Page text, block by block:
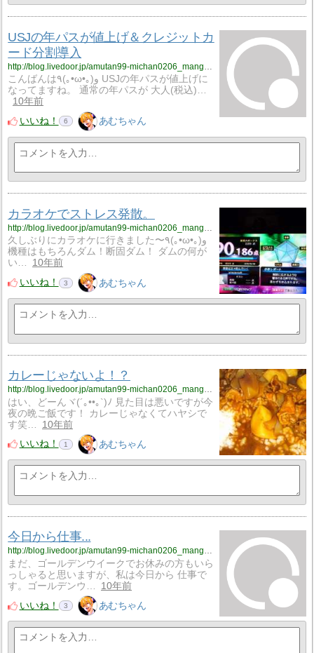
USJの年パスが値上げ＆クレジットカ
ード分割導入
http://blog.livedoor.jp/amutan99-michan0206_manga_anime0502/archives/3068340.html
こんばんは٩(｡•ω•｡) و USJの年パスが値上げに
なってますね。 通常の年パスが 大人(税込)…
10年前
いいね！
6 あむちゃん
カラオケでストレス発散。
http://blog.livedoor.jp/amutan99-michan0206_manga_anime0502/archives/3060003.html
久しぶりにカラオケに行きました〜٩(｡•ω•｡) و
機種はもちろんダム！断固ダム！ ダムの何が
い…
10年前
いいね！
3 あむちゃん
カレーじゃないよ！？
http://blog.livedoor.jp/amutan99-michan0206_manga_anime0502/archives/3038431.html
はい、どーんヾ(´｡••｡`)ﾉ 見た目は悪いですが今
夜の晩ご飯です！ カレーじゃなくてハヤシで
す笑…
10年前
いいね！
1 あむちゃん
今日から仕事...
http://blog.livedoor.jp/amutan99-michan0206_manga_anime0502/archives/3006537.html
まだ、ゴールデンウイークでお休みの方もいら
っしゃると思いますが、私は今日から 仕事で
す。ゴールデンウ…
10年前
いいね！
3 あむちゃん